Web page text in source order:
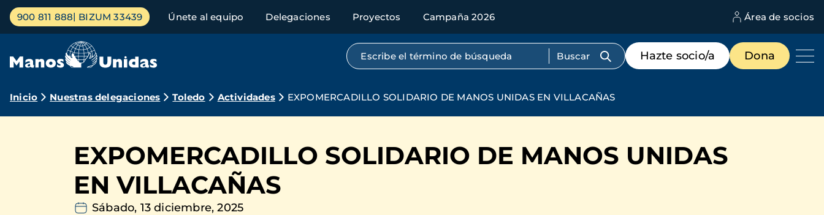
Pasar
contenido
Menú
principal
900 811 888 BIZUM 33439 Únete al equipo Delegaciones Proyectos Campaña 2026 Área de socios
Búsqueda por texto completo
Menú
de
destacados
Hazte socio/a Dona
Ruta
navegación
Inicio Nuestras delegaciones Toledo Actividades EXPOMERCADILLO SOLIDARIO DE MANOS UNIDAS EN VILLACAÑAS
EXPOMERCADILLO SOLIDARIO DE MANOS UNIDAS
EN VILLACAÑAS
Sábado, 13 diciembre, 2025